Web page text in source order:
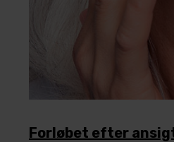
Forløbet efter